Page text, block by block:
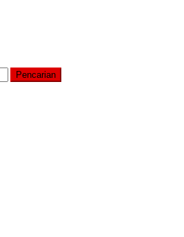
Pencarian